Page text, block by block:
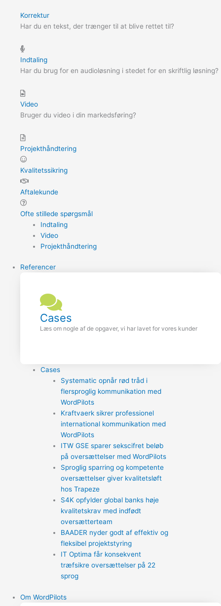
Korrektur
Har du en tekst, der trænger til at blive rettet til?
Indtaling
Har du brug for en audioløsning i stedet for en skriftlig løsning?
Video
Bruger du video i din markedsføring?
Projekthåndtering
Kvalitetssikring
Aftalekunde
Ofte stillede spørgsmål
Indtaling
Video
Projekthåndtering
Referencer
Cases
Læs om nogle af de opgaver, vi har lavet for vores kunder
Cases
Systematic opnår rød tråd i
flersproglig kommunikation med
WordPilots
Kraftvaerk sikrer professionel
international kommunikation med
WordPilots
ITW GSE sparer sekscifret beløb
på oversættelser med WordPilots
Sproglig sparring og kompetente
oversættelser giver kvalitetsløft
hos Trapeze
S4K opfylder global banks høje
kvalitetskrav med indfødt
oversætterteam
BAADER nyder godt af effektiv og
fleksibel projektstyring
IT Optima får konsekvent
træfsikre oversættelser på 22
sprog
Om WordPilots